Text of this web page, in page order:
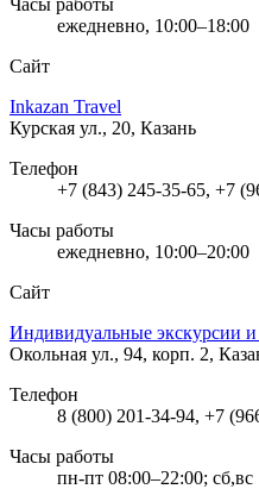
ежедневно, 10:00–18:00
Сайт
Inkazan Travel
Курская ул., 20, Казань
Телефон
+7 (843) 245-35-65, +7
Часы работы
ежедневно, 10:00–20:00
Сайт
Индивидуальные экскурсии
Окольная ул., 94, корп. 2,
Телефон
8 (800) 201-34-94, +7
Часы работы
пн-пт 08:00–22:00; сб,вс